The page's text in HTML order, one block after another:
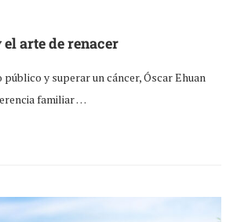
arte de renacer
y superar un cáncer, Óscar Ehuan
familiar …